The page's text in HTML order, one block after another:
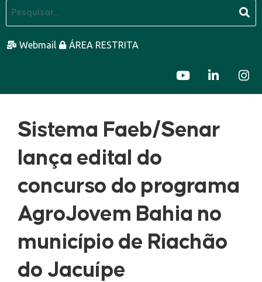
Webmail ÁREA RESTRITA
Sistema Faeb/Senar
lança edital do
concurso do programa
AgroJovem Bahia no
município de Riachão
do Jacuípe